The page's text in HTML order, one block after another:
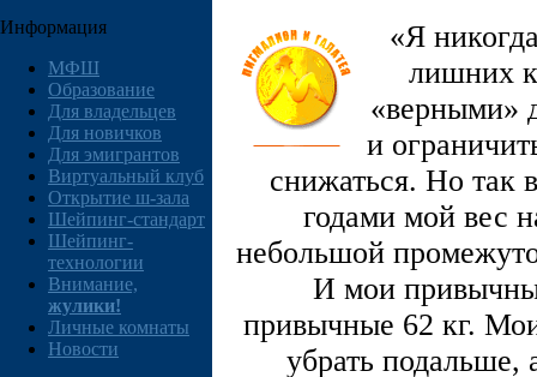
Информация
МФШ
Образование
Для владельцев
Для новичков
Для эмигрантов
Виртуальный клуб
Открытие ш-зала
Шейпинг-стандарт
Шейпинг-
технологии
Внимание,
жулики!
Личные комнаты
Новости
«Я
лишних
«верными»
и
снижаться. Но так
годами мой вес
небольшой
И мои
привычные 62 кг.
убрать подальше,